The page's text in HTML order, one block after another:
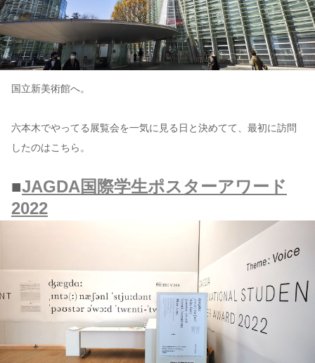
国立新美術館へ。
六本木でやってる展覧会を一気に見る日と決めてて、最初に訪問
したのはこちら。
■JAGDA国際学生ポスターアワード
2022